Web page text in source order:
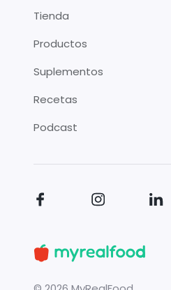
Tienda
Productos
Suplementos
Recetas
Podcast